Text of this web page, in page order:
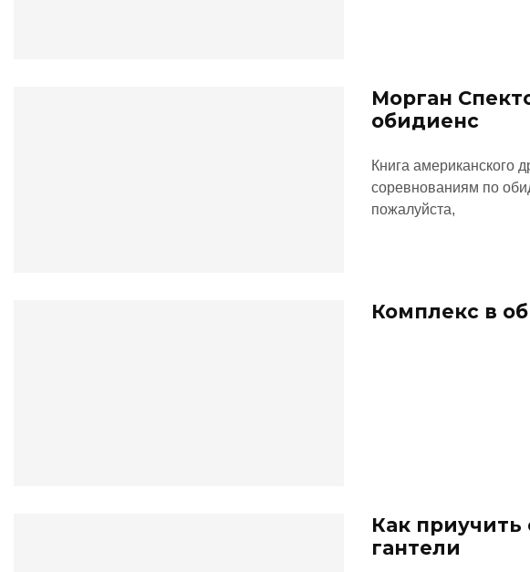
Морган
обидиенс
Книга американского
соревнованиям по
пожалуйста,
Комплекс в
Как приучить
гантели